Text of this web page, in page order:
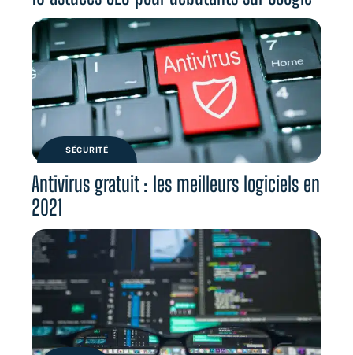
SÉCURITÉ
Antivirus gratuit : les meilleurs logiciels en
2021